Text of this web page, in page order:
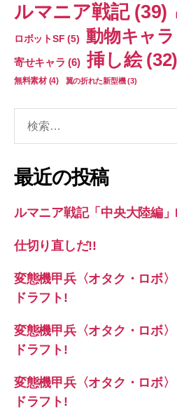
ルマニア戦記(39)
ロボットSF (5) 動物キャラ
寄せキャラ (6) 挿し絵(32)
無料素材(4) 翼の折れた新型機(3)
象:
最近の投稿
ルマニア戦記「中央大陸編
仕切り直しだ!!
変態機甲兵〈オタク・ロボ
ドラフト!
変態機甲兵〈オタク・ロボ
ドラフト!
変態機甲兵〈オタク・ロボ
ドラフト!